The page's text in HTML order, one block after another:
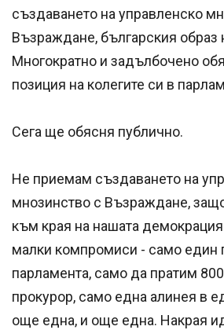
създаването на управленско
Възраждане, българския образ
Многократно и задълбочено
позиция на колегите си в
Сега ще обясня публично.
Не приемам създаването на
мнозинство с Възраждане,
към края на нашата
малки компромиси - само един
парламента, само да пратим
прокурор, само една алинея в
още една, и още една. Накрая